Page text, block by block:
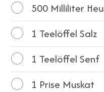
500 Milliliter
1 Teelöffel Salz
1 Teelöffel Senf
1 Prise Muskat